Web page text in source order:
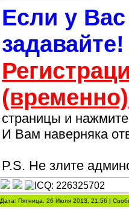
Если у
задавайте!
(временно)
страницы и
И Вам наверняка
P.S. Не злите
Дата: Пятница, 26 Июля 2013, 21:56 |